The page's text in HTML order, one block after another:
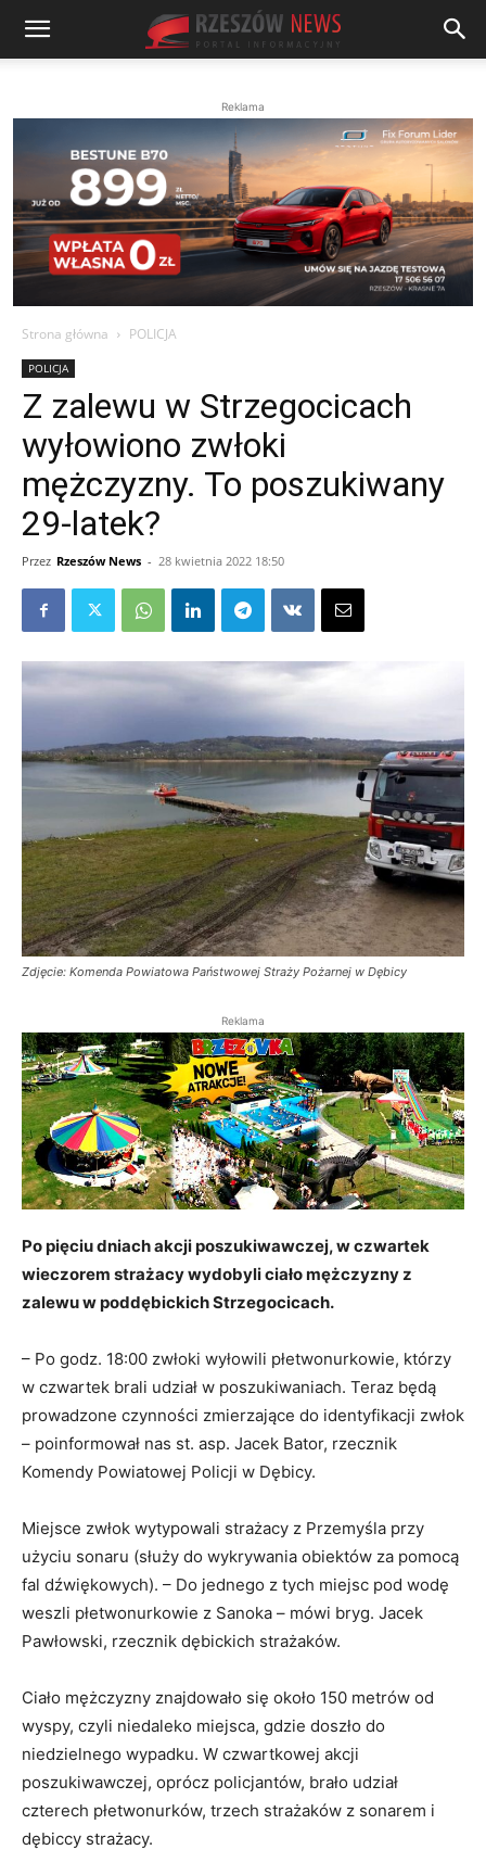
Reklama
Strona główna POLICJA
POLICJA
Z zalewu w Strzegocicach
wyłowiono zwłoki
mężczyzny. To poszukiwany
29-latek?
Przez Rzeszów News - 28 kwietnia 2022 18:50
Zdjęcie: Komenda Powiatowa Państwowej Straży Pożarnej w Dębicy
Reklama
Po pięciu dniach akcji poszukiwawczej, w czwartek
wieczorem strażacy wydobyli ciało mężczyzny z
zalewu w poddębickich Strzegocicach.
– Po godz. 18:00 zwłoki wyłowili płetwonurkowie, którzy
w czwartek brali udział w poszukiwaniach. Teraz będą
prowadzone czynności zmierzające do identyfikacji zwłok
– poinformował nas st. asp. Jacek Bator, rzecznik
Komendy Powiatowej Policji w Dębicy.
Miejsce zwłok wytypowali strażacy z Przemyśla przy
użyciu sonaru (służy do wykrywania obiektów za pomocą
fal dźwiękowych). – Do jednego z tych miejsc pod wodę
weszli płetwonurkowie z Sanoka – mówi bryg. Jacek
Pawłowski, rzecznik dębickich strażaków.
Ciało mężczyzny znajdowało się około 150 metrów od
wyspy, czyli niedaleko miejsca, gdzie doszło do
niedzielnego wypadku. W czwartkowej akcji
poszukiwawczej, oprócz policjantów, brało udział
czterech płetwonurków, trzech strażaków z sonarem i
dębiccy strażacy.